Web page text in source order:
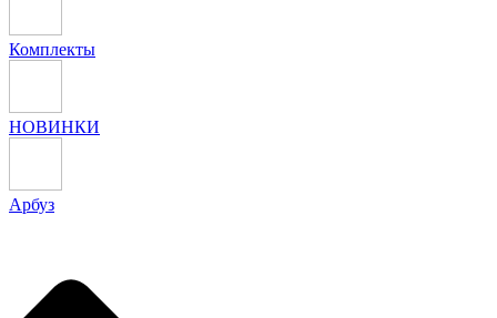
Комплекты
НОВИНКИ
Арбуз